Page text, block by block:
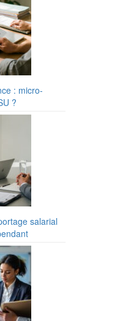
: micro-
?
salarial